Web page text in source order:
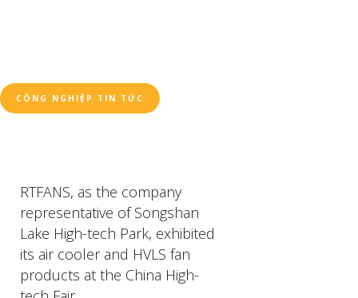
CÔNG NGHIỆP TIN TỨC
RTFANS, as the company
representative of Songshan
Lake High-tech Park, exhibited
its air cooler and HVLS fan
products at the China High-